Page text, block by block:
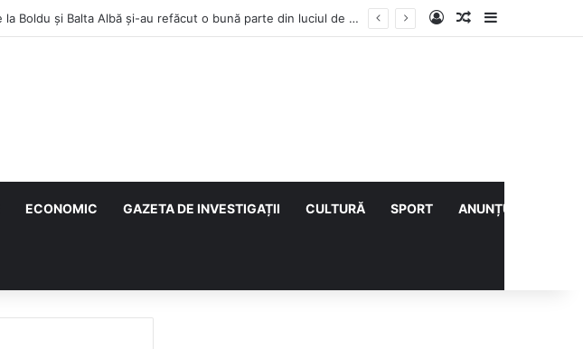
Vești bune din rezervațiile naturale ale Buzăului. Lacurile de la Boldu și Balta Albă și-au refăcut o bună parte din luciul de apă Log InArticol aleatoriu
Sidebar
ECONOMIC GAZETA DE INVESTIGAȚII CULTURĂ SPORT ANUNȚURI